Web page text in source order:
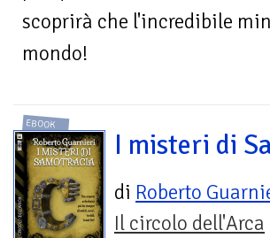
scoprirà che l'incredibile
mondo!
EBOOK
I misteri di
di Roberto
Il circolo dell'Arca